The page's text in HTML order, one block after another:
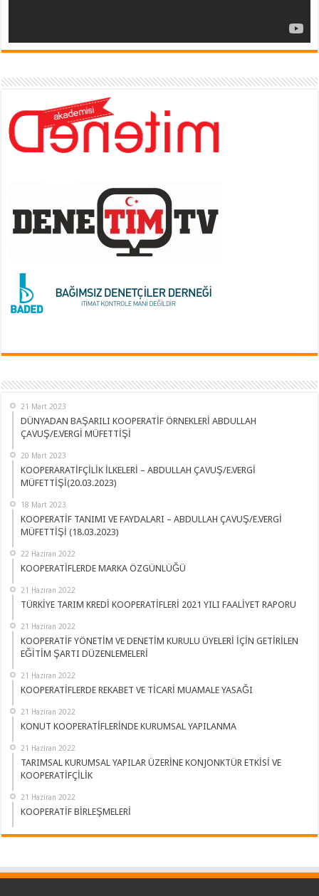
21 Mart 2023
DÜNYADAN BAŞARILI KOOPERATİF ÖRNEKLERİ ABDULLAH
ÇAVUŞ/E.VERGİ MÜFETTİŞİ
20 Mart 2023
KOOPERARATİFÇİLİK İLKELERİ – ABDULLAH ÇAVUŞ/E.VERGİ
MÜFETTİŞİ(20.03.2023)
18 Mart 2023
KOOPERATİF TANIMI VE FAYDALARI – ABDULLAH ÇAVUŞ/E.VERGİ
MÜFETTİŞİ (18.03.2023)
22 Haziran 2022
KOOPERATİFLERDE MARKA ÖZGÜNLÜĞÜ
21 Haziran 2022
TÜRKİYE TARIM KREDİ KOOPERATİFLERİ 2021 YILI FAALİYET RAPORU
21 Haziran 2022
KOOPERATİF YÖNETİM VE DENETİM KURULU ÜYELERİ İÇİN GETİRİLEN
EĞİTİM ŞARTI DÜZENLEMELERİ
21 Haziran 2022
KOOPERATİFLERDE REKABET VE TİCARİ MUAMALE YASAĞI
21 Haziran 2022
KONUT KOOPERATİFLERİNDE KURUMSAL YAPILANMA
21 Haziran 2022
TARIMSAL KURUMSAL YAPILAR ÜZERİNE KONJONKTÜR ETKİSİ VE
KOOPERATİFÇİLİK
21 Haziran 2022
KOOPERATİF BİRLEŞMELERİ